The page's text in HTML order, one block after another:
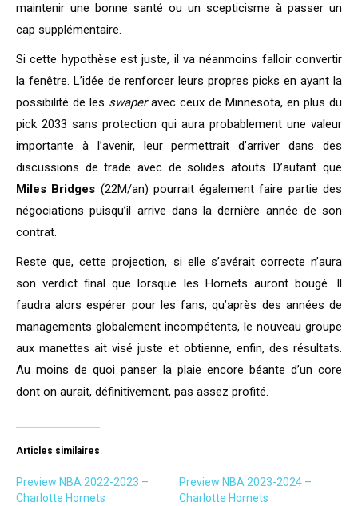
maintenir une bonne santé ou un scepticisme à passer un
cap supplémentaire.
Si cette hypothèse est juste, il va néanmoins falloir convertir
la fenêtre. L’idée de renforcer leurs propres picks en ayant la
possibilité de les swaperavec ceux de Minnesota, en plus du
pick 2033 sans protection qui aura probablement une valeur
importante à l’avenir, leur permettrait d’arriver dans des
discussions de trade avec de solides atouts. D’autant que
Miles Bridges (22M/an) pourrait également faire partie des
négociations puisqu’il arrive dans la dernière année de son
contrat.
Reste que, cette projection, si elle s’avérait correcte n’aura
son verdict final que lorsque les Hornets auront bougé. Il
faudra alors espérer pour les fans, qu’après des années de
managements globalement incompétents, le nouveau groupe
aux manettes ait visé juste et obtienne, enfin, des résultats.
Au moins de quoi panser la plaie encore béante d’un core
dont on aurait, définitivement, pas assez profité.
Articles similaires
Preview NBA 2022-2023 –
Charlotte Hornets
Preview NBA 2023-2024 –
Charlotte Hornets